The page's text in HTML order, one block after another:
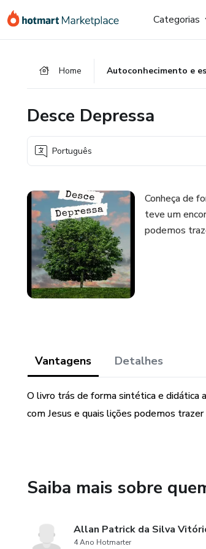
para
para
para
Categorias
Home Autoconhecimento e
Desce Depressa
Português
Conheça de
teve um
podemos
Vantagens Detalhes
O livro trás de forma sintética e didática
com Jesus e quais lições podemos
Saiba mais sobre
Allan Patrick da Silva
4 Ano Hotmarter